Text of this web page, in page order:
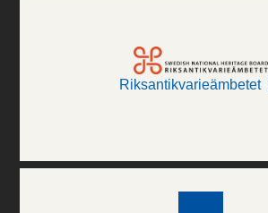
Riksantikvarieämbetet